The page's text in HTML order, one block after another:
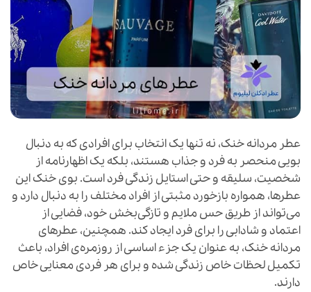
عطر مردانه خنک، نه تنها یک انتخاب برای افرادی که به دنبال
بویی منحصر به فرد و جذاب هستند، بلکه یک اظهارنامه از
شخصیت، سلیقه و حتی استایل زندگی فرد است. بوی خنک این
عطرها، همواره بازخورد مثبتی از افراد مختلف را به دنبال دارد و
می‌تواند از طریق حس ملایم و تازگی‌بخش خود، فضایی از
اعتماد و شادابی را برای فرد ایجاد کند. همچنین، عطرهای
مردانه خنک، به عنوان یک جزء اساسی از روزمره‌ی افراد، باعث
تکمیل لحظات خاص زندگی شده و برای هر فردی معنایی خاص
دارند.